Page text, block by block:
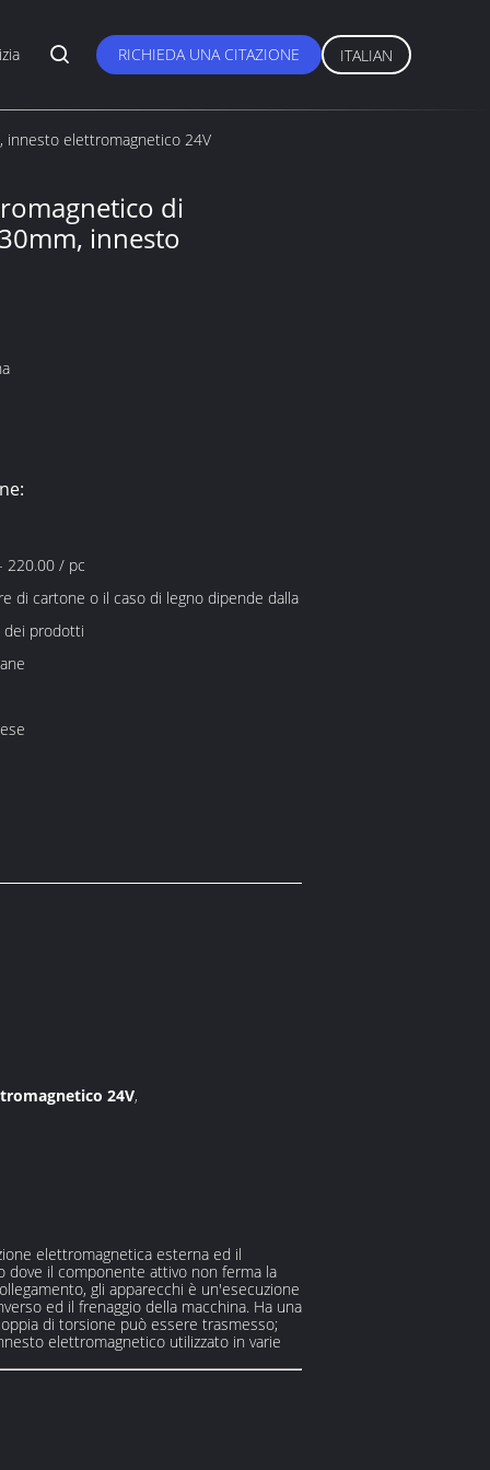
RICHIEDA UNA CITAZIONE ITALIAN
innesto elettromagnetico 24V
di
innesto
220.00 / pc
di cartone o il caso di legno dipende dalla
dei prodotti
24V,
elettromagnetica esterna ed il
dove il componente attivo non ferma la
gli apparecchi è un'esecuzione
ed il frenaggio della macchina. Ha una
di torsione può essere trasmesso;
elettromagnetico utilizzato in varie